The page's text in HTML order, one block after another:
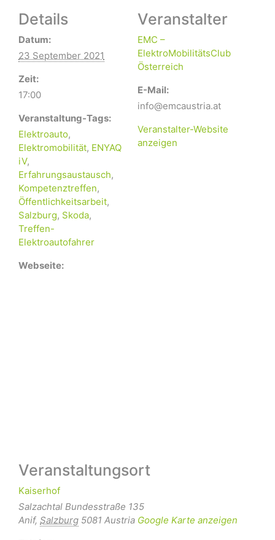
Details
Datum:
23 September 2021
Zeit:
17:00
Veranstaltung-Tags:
Elektroauto,
Elektromobilität, ENYAQ
iV,
Erfahrungsaustausch,
Kompetenztreffen,
Öffentlichkeitsarbeit,
Salzburg, Skoda,
Treffen-
Elektroautofahrer
Webseite:
Veranstalter
EMC –
ElektroMobilitätsClub
Österreich
E-Mail:
info@emcaustria.at
Veranstalter-Website
anzeigen
Veranstaltungsort
Kaiserhof
Salzachtal Bundesstraße 135
Anif, Salzburg 5081 Austria Google Karte anzeigen